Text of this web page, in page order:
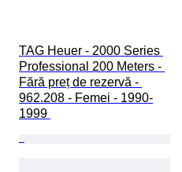
TAG Heuer - 2000 Series
Professional 200 Meters -
Fără preț de rezervă -
962.208 - Femei - 1990-
1999